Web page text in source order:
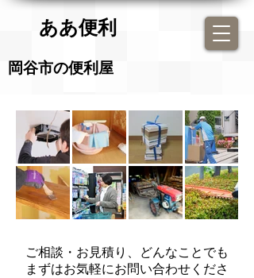
​ああ便利
​岡谷市の便利屋
ご相談・お見積り、どんなことでも
まずはお気軽にお問い合わせくださ